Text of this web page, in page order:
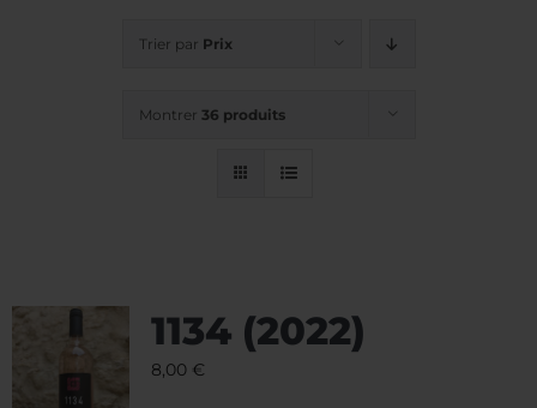
Trier par Prix
Montrer 36 produits
1134 (2022)
8,00 €